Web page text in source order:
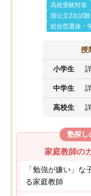
高校受験対策
国公立2次試
総合型選抜・
授
小学生
中学生
高校生
塾探し
家庭教師の
「勉強が嫌い」
る家庭教師